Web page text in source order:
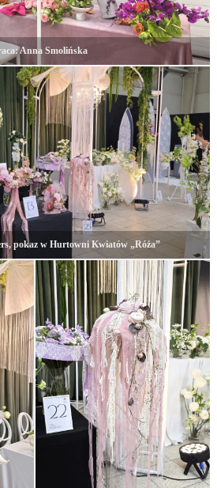
Anna Smolińska
pokaz w Hurtowni Kwiatów „Róża”